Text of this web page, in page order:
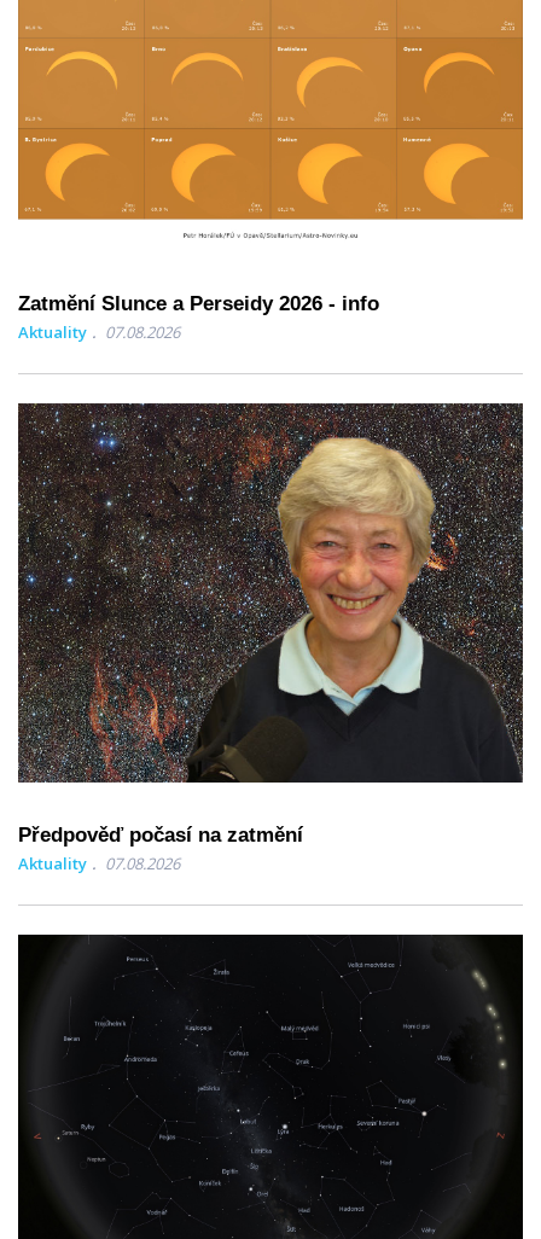
Zatmění Slunce a Perseidy 2026 - info
Aktuality 07.08.2026
Předpověď počasí na zatmění
Aktuality 07.08.2026